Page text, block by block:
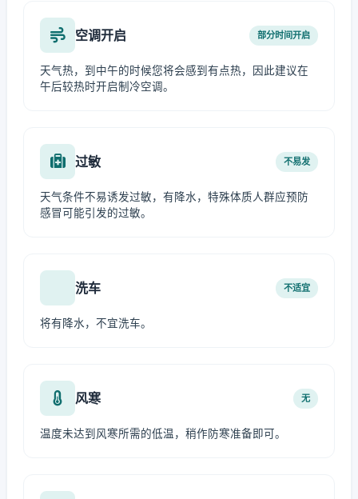
空调开启 部分时间开启
天气热，到中午的时候您将会感到有点热，因此建议在
午后较热时开启制冷空调。
过敏 不易发
天气条件不易诱发过敏，有降水，特殊体质人群应预防
感冒可能引发的过敏。
洗车 不适宜
将有降水，不宜洗车。
风寒 无
温度未达到风寒所需的低温，稍作防寒准备即可。